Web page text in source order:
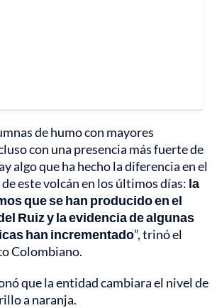
de humo con mayores
con una presencia más fuerte de
algo que ha hecho la diferencia en el
este volcán en los últimos días: la
que se han producido en el
Ruiz y la evidencia de algunas
han incrementado”, trinó el
Colombiano.
que la entidad cambiara el nivel de
a naranja.